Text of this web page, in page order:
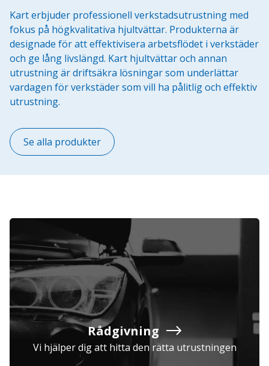
Kart erbjuder professionell verkstadsutrustning med
fokus på högkvalitativa hjultvättar. Produkterna är
designade för att effektivisera arbetsflödet i verkstäder
och ge lång livslängd. Kart hjultvättar och annan
utrustning är driftsäkra lösningar som underlättar
vardagen för verkstäder som vill ha pålitlig och effektiv
utrustning.
Se alla produkter
Rådgivning
Vi hjälper dig att hitta den rätta utrustningen